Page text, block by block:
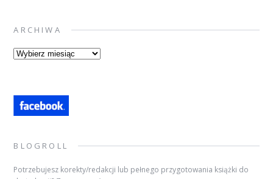
ARCHIWA
Archiwa
BLOGROLL
Potrzebujesz korekty/redakcji lub pełnego przygotowania książki do